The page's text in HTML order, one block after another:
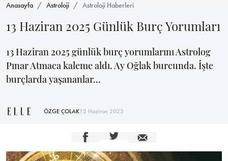
Anasayfa Astroloji Astroloji Haberleri
13 Haziran 2025 Günlük Burç Yorumları
13 Haziran 2025 günlük burç yorumlarını Astrolog
Pınar Atmaca kaleme aldı. Ay Oğlak burcunda. İşte
burçlarda yaşananlar...
ÖZGE ÇOLAK12 Haziran 2025